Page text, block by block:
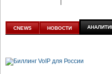
аналитике
CNEWS НОВОСТИ